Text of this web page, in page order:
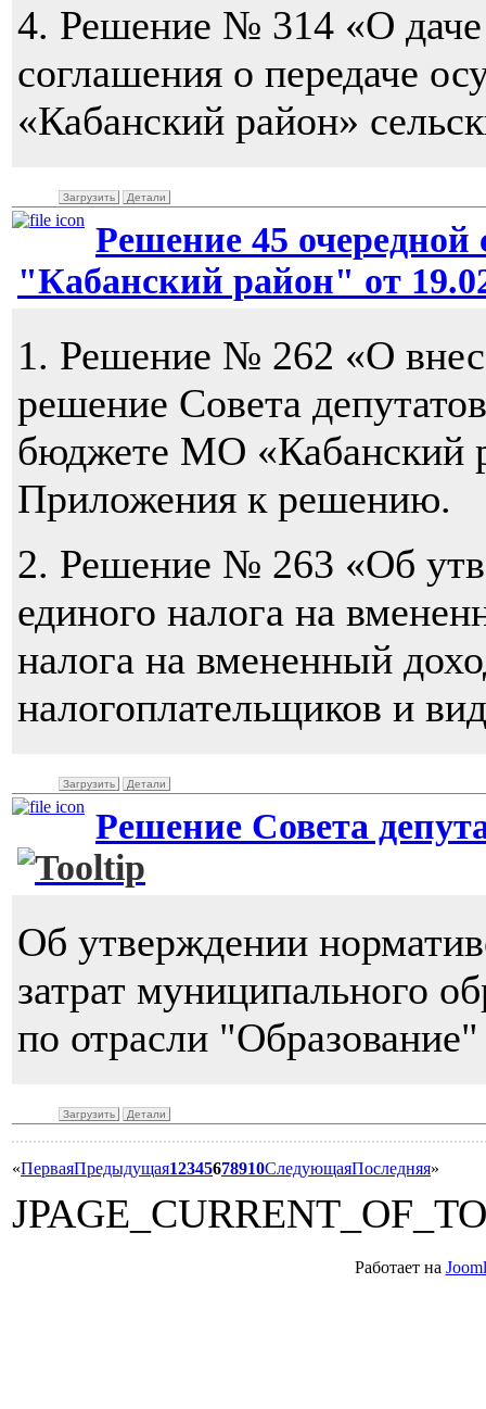
4. Решение № 314 «О даче
соглашения о передаче
«Кабанский район»
Загрузить Детали
Решение 45
"Кабанский район" от
1. Решение № 262 «О
решение Совета
бюджете МО «Кабанский
Приложения к решению.
2. Решение № 263 «Об
единого налога на
налога на вмененный
налогоплательщиков и
Загрузить Детали
Решение Совета
Об утверждении
затрат муниципального
по отрасли "Образование"
Загрузить Детали
«ПерваяПредыдущая12345678910СледующаяПоследняя»
Работает на